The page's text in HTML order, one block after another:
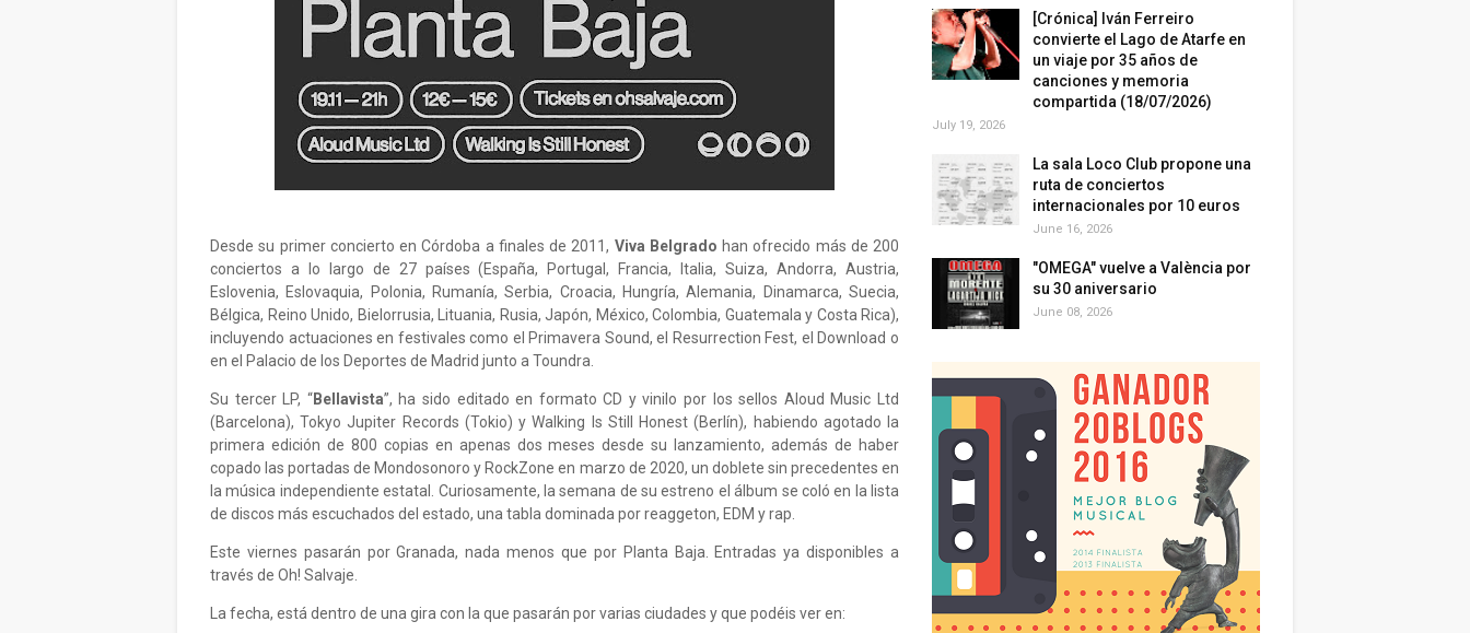
Desde su primer concierto en Córdoba a finales de 2011, Viva Belgrado han ofrecido más de 200
conciertos a lo largo de 27 países (España, Portugal, Francia, Italia, Suiza, Andorra, Austria,
Eslovenia, Eslovaquia, Polonia, Rumanía, Serbia, Croacia, Hungría, Alemania, Dinamarca, Suecia,
Bélgica, Reino Unido, Bielorrusia, Lituania, Rusia, Japón, México, Colombia, Guatemala y Costa Rica),
incluyendo actuaciones en festivales como el Primavera Sound, el Resurrection Fest, el Download o
en el Palacio de los Deportes de Madrid junto a Toundra.
Su tercer LP, “Bellavista”, ha sido editado en formato CD y vinilo por los sellos Aloud Music Ltd
(Barcelona), Tokyo Jupiter Records (Tokio) y Walking Is Still Honest (Berlín), habiendo agotado la
primera edición de 800 copias en apenas dos meses desde su lanzamiento, además de haber
copado las portadas de Mondosonoro y RockZone en marzo de 2020, un doblete sin precedentes en
la música independiente estatal. Curiosamente, la semana de su estreno el álbum se coló en la lista
de discos más escuchados del estado, una tabla dominada por reaggeton, EDM y rap.
Este viernes pasarán por Granada, nada menos que por Planta Baja. Entradas ya disponibles a
través de Oh! Salvaje.
La fecha, está dentro de una gira con la que pasarán por varias ciudades y que podéis ver en:
[Crónica] Iván Ferreiro
convierte el Lago de Atarfe en
un viaje por 35 años de
canciones y memoria
compartida (18/07/2026)
July 19, 2026
La sala Loco Club propone una
ruta de conciertos
internacionales por 10 euros
June 16, 2026
"OMEGA" vuelve a València por
su 30 aniversario
June 08, 2026